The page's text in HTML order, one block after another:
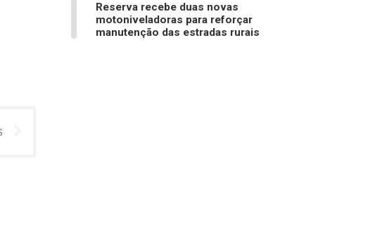
Reserva recebe duas novas
motoniveladoras para reforçar
manutenção das estradas rurais